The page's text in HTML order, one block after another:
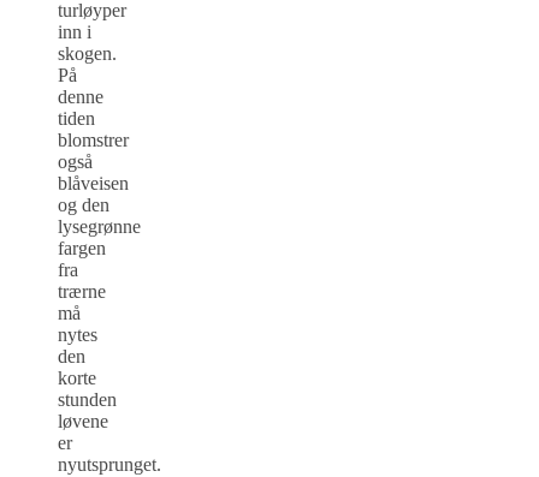
turløyper
inn i
skogen.
På
denne
tiden
blomstrer
også
blåveisen
og den
lysegrønne
fargen
fra
trærne
må
nytes
den
korte
stunden
løvene
er
nyutsprunget.